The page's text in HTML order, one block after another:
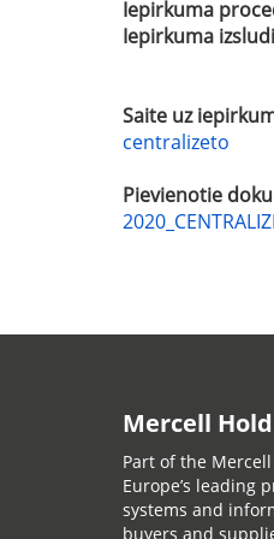
Iepirkuma
Iepirkuma
Saite uz
centralizeto
Pievienotie
Mercell
Part of the
Europe’s leading
systems and
buyers and